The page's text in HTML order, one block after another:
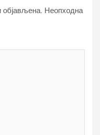
објављена. Неопходна